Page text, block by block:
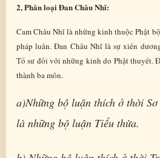
2, Phân loại Đan Châu Nhĩ:
Cam Châu Nhĩ là những kinh thuộc Phật
pháp luân. Đan Châu Nhĩ là sự xiển
Tổ sư đối với những kinh do Phật thuyết.
thành ba môn.
a)Những bộ luận thích ở thời
là những bộ luận Tiểu thừa.